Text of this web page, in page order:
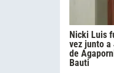
Nicki Luis
vez junto a
de
Bauti